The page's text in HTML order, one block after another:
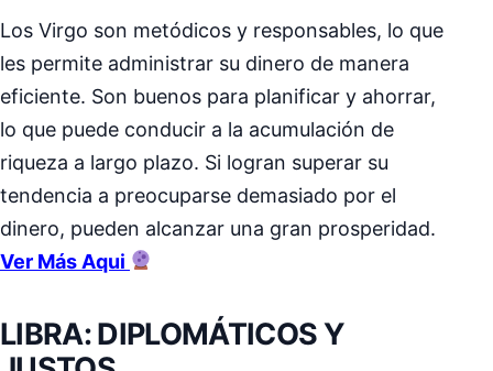
Los Virgo son metódicos y responsables, lo que
les permite administrar su dinero de manera
eficiente. Son buenos para planificar y ahorrar,
lo que puede conducir a la acumulación de
riqueza a largo plazo. Si logran superar su
tendencia a preocuparse demasiado por el
dinero, pueden alcanzar una gran prosperidad.
Ver Más Aqui
LIBRA: DIPLOMÁTICOS Y